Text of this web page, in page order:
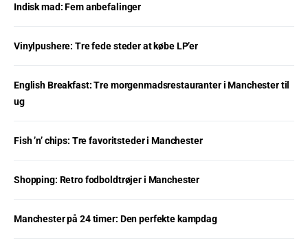
Indisk mad: Fem anbefalinger
Vinylpushere: Tre fede steder at købe LP’er
English Breakfast: Tre morgenmadsrestauranter i Manchester til
ug
Fish ’n’ chips: Tre favoritsteder i Manchester
Shopping: Retro fodboldtrøjer i Manchester
Manchester på 24 timer: Den perfekte kampdag